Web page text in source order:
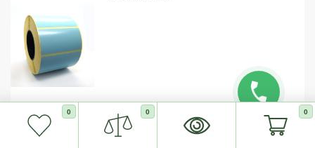
0 0 0
В наличии 130 грн.